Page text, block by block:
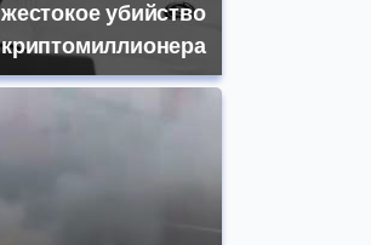
жестокое убийство
криптомиллионера